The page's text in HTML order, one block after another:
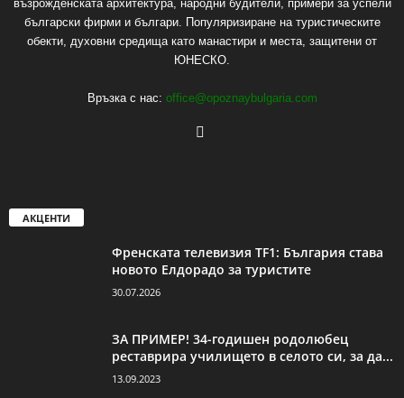
възрожденската архитектура, народни будители, примери за успели
български фирми и българи. Популяризиране на туристическите
обекти, духовни средища като манастири и места, защитени от
ЮНЕСКО.
Връзка с нас: office@opoznaybulgaria.com
АКЦЕНТИ
Френската телевизия TF1: България става
новото Елдорадо за туристите
30.07.2026
ЗА ПРИМЕР! 34-годишен родолюбец
реставрира училището в селото си, за да...
13.09.2023